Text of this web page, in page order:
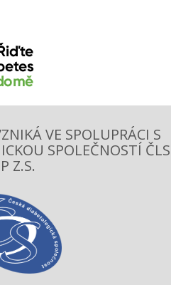
VE SPOLUPRÁCI S
SPOLEČNOSTÍ ČLS
Z.S.